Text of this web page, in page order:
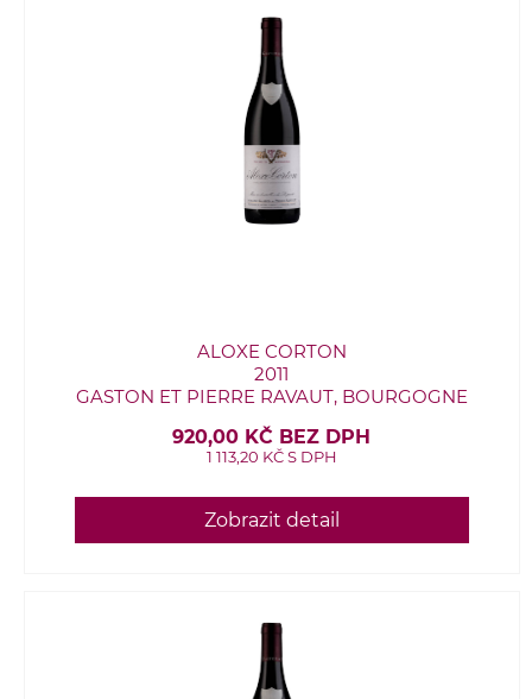
ALOXE CORTON
2011
GASTON ET PIERRE RAVAUT, BOURGOGNE
920,00 KČ BEZ DPH
1 113,20 KČ S DPH
Zobrazit detail